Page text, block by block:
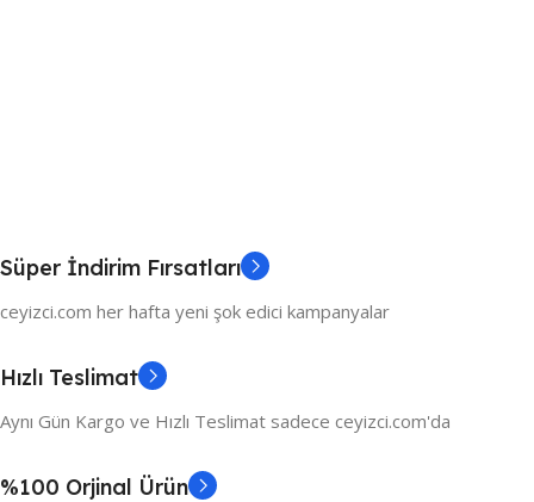
Süper İndirim Fırsatları
ceyizci.com her hafta yeni şok edici kampanyalar
Hızlı Teslimat
Aynı Gün Kargo ve Hızlı Teslimat sadece ceyizci.com'da
%100 Orjinal Ürün